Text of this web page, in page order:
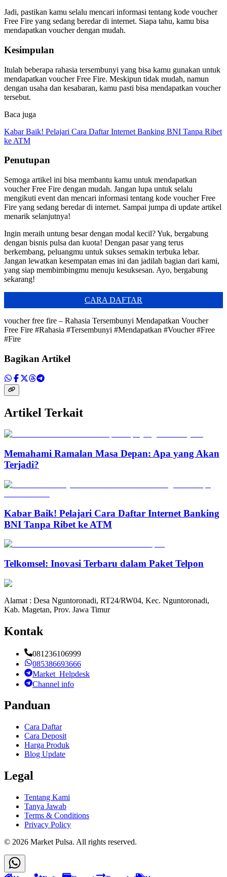
Jadi, pastikan kamu selalu mencari informasi tentang kode voucher
Free Fire yang sedang beredar di internet. Siapa tahu, kamu bisa
mendapatkan voucher dengan mudah.
Kesimpulan
Itulah beberapa rahasia tersembunyi yang bisa kamu gunakan untuk
mendapatkan voucher Free Fire. Meskipun tidak mudah, namun
dengan usaha dan kesabaran, kamu pasti bisa mendapatkan voucher
tersebut.
Baca juga
Kabar Baik! Pelajari Cara Daftar Internet Banking BNI Tanpa Ribet
ke ATM
Penutupan
Semoga artikel ini bisa membantu kamu untuk mendapatkan
voucher Free Fire dengan mudah. Jangan lupa untuk selalu
mengikuti event dan mencari informasi tentang kode voucher Free
Fire yang sedang beredar di internet. Sampai jumpa di update artikel
menarik selanjutnya!
Ingin meraih untung besar dengan modal kecil? Yuk, bergabung
dengan bisnis pulsa dan kuota! Dengan pasar yang terus
berkembang, peluangmu untuk sukses semakin terbuka lebar.
Jangan lewatkan kesempatan emas ini dan jadilah bagian dari kami,
yang siap membimbingmu menuju kesuksesan. Ayo, bergabung
sekarang!
CARA DAFTAR
voucher free fire – Rahasia Tersembunyi Mendapatkan Voucher
Free Fire #Rahasia #Tersembunyi #Mendapatkan #Voucher #Free
#Fire
Bagikan Artikel
Artikel Terkait
Memahami Ramalan Masa Depan: Apa yang Akan
Terjadi?
Kabar Baik! Pelajari Cara Daftar Internet Banking
BNI Tanpa Ribet ke ATM
Telkomsel: Inovasi Terbaru dalam Paket Telpon
Alamat : Desa Nguntoronadi, RT24/RW04, Kec. Nguntoronadi,
Kab. Magetan, Prov. Jawa Timur
Kontak
081236106999
085386693666
Market_Helpdesk
Channel info
Panduan
Cara Daftar
Cara Deposit
Harga Produk
Blog Update
Legal
Tentang Kami
Tanya Jawab
Terms & Conditions
Privacy Policy
© 2026 Market Pulsa. All rights reserved.